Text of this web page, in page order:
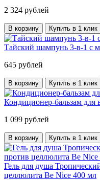
2 324 рублей
В корзину Купить в 1 клик
Тайский шампунь 3-в-1 с
645 рублей
В корзину Купить в 1 клик
Кондиционер-бальзам для
1 099 рублей
В корзину Купить в 1 клик
Гель для душа
целлюлита Be Nice 400 мл